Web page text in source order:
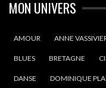
MON UNIVERS
AMOUR ANNE
BLUES BRETAGNE
DANSE DOMINIQUE